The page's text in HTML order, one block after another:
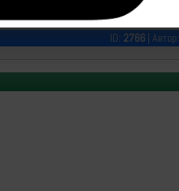
ID: 2766| Автор: